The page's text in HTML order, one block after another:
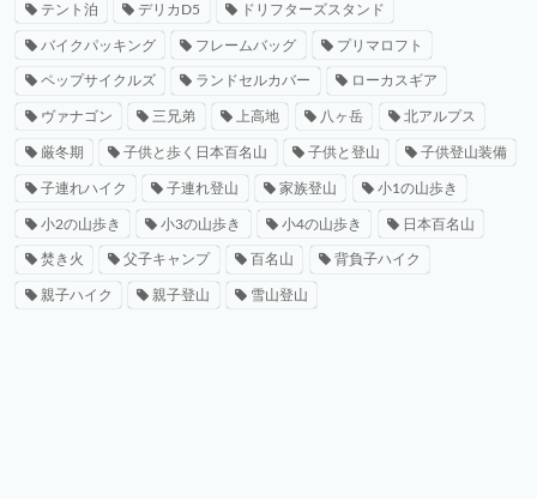
テント泊 デリカD5 ドリフターズスタンド
バイクパッキング フレームバッグ プリマロフト
ペップサイクルズ ランドセルカバー ローカスギア
ヴァナゴン 三兄弟 上高地 八ヶ岳 北アルプス
厳冬期 子供と歩く日本百名山 子供と登山 子供登山装備
子連れハイク 子連れ登山 家族登山 小1の山歩き
小2の山歩き 小3の山歩き 小4の山歩き 日本百名山
焚き火 父子キャンプ 百名山 背負子ハイク
親子ハイク 親子登山 雪山登山